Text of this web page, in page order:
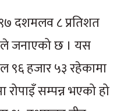
दशमलव ८ प्रतिशत
जनाएको छ । यस
९६ हजार ५३ रहेकामा
रोपाइँ सम्पन्न भएको हो